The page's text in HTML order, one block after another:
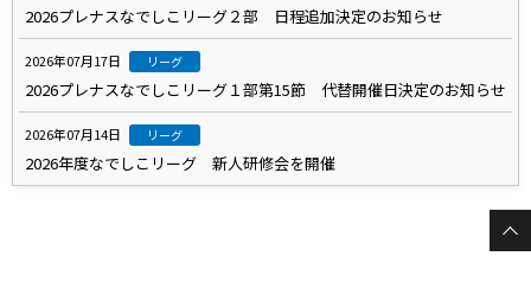
2026プレナスなでしこリーグ２部 日程追加決定のお知らせ
2026年07月17日 リーグ
2026プレナスなでしこリーグ１部第15節 代替開催日決定のお知らせ
2026年07月14日 リーグ
2026年度なでしこリーグ 新人研修会を開催